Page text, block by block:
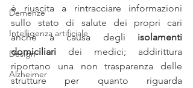
Demenze
Intelligenza artificiale
Design
Alzheimer
è riuscita a rintracciare informazioni
sullo stato di salute dei propri cari
anche a causa degli isolamenti
domiciliari dei medici; addirittura
riportano una non trasparenza delle
strutture per quanto riguarda